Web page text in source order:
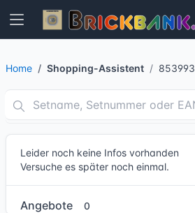
Home Shopping-Assistent 853993
Leider noch keine Infos vorhanden
Versuche es später noch einmal.
Angebote 0